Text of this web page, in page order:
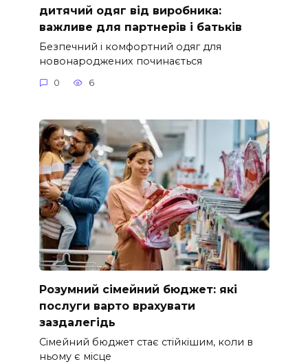
дитячий одяг від виробника:
важливе для партнерів і батьків
Безпечний і комфортний одяг для
новонароджених починається
0 6
Розумний сімейний бюджет: які
послуги варто врахувати
заздалегідь
Сімейний бюджет стає стійкішим, коли в
ньому є місце